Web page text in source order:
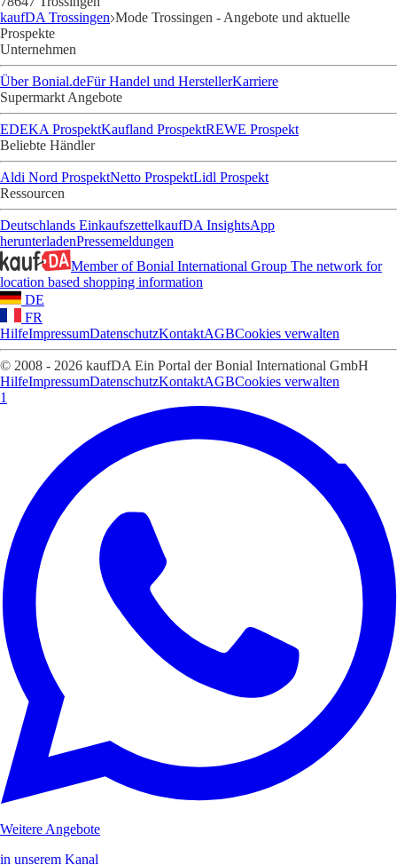
kaufDA Trossingen Mode Trossingen - Angebote und aktuelle
Prospekte
Unternehmen
Über Bonial.deFür Handel und HerstellerKarriere
Supermarkt Angebote
EDEKA ProspektKaufland ProspektREWE Prospekt
Beliebte Händler
Aldi Nord ProspektNetto ProspektLidl Prospekt
Ressourcen
Deutschlands EinkaufszettelkaufDA InsightsApp
herunterladenPressemeldungen
Member of Bonial International Group The network for
location based shopping information
DE
FR
HilfeImpressumDatenschutzKontaktAGBCookies verwalten
© 2008 - 2026 kaufDA Ein Portal der Bonial International GmbH
HilfeImpressumDatenschutzKontaktAGBCookies verwalten
1
Weitere Angebote
in unserem Kanal